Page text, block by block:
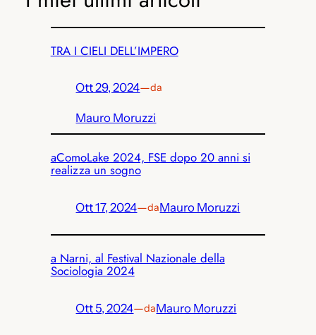
TRA I CIELI DELL’IMPERO
Ott 29, 2024—da
Mauro Moruzzi
aComoLake 2024, FSE dopo 20 anni si
realizza un sogno
Ott 17, 2024—daMauro Moruzzi
a Narni, al Festival Nazionale della
Sociologia 2024
Ott 5, 2024—daMauro Moruzzi